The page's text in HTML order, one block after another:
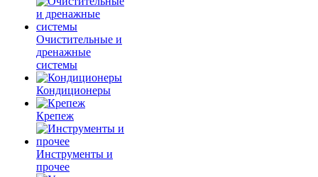
Очистительные и
дренажные
системы
Кондиционеры
Крепеж
Инструменты и
прочее